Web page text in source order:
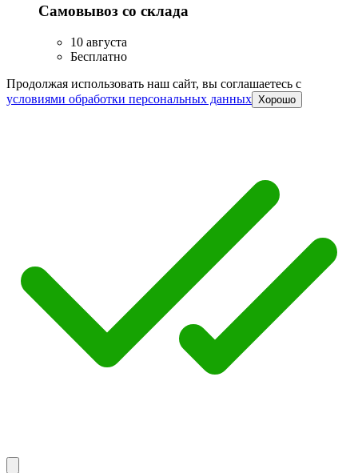
Самовывоз со склада
10 августа
Бесплатно
Продолжая использовать наш сайт, вы соглашаетесь c
условиями обработки персональных данных Хорошо